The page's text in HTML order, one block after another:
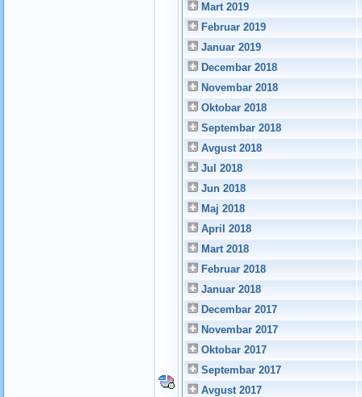
Mart 2019
Februar 2019
Januar 2019
Decembar 2018
Novembar 2018
Oktobar 2018
Septembar 2018
Avgust 2018
Jul 2018
Jun 2018
Maj 2018
April 2018
Mart 2018
Februar 2018
Januar 2018
Decembar 2017
Novembar 2017
Oktobar 2017
Septembar 2017
Avgust 2017